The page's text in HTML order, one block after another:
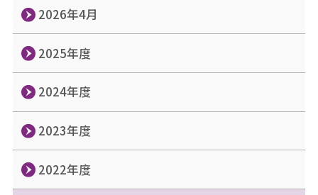
2026年4月
2025年度
2024年度
2023年度
2022年度